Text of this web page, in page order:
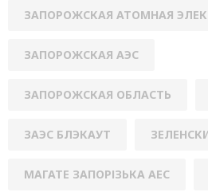
ЗАПОРОЖСКАЯ АТОМНАЯ
ЗАПОРОЖСКАЯ АЭС
ЗАПОРОЖСКАЯ ОБЛАСТЬ
ЗАЭС БЛЭКАУТ
МАГАТЕ ЗАПОРІЗЬКА АЕС